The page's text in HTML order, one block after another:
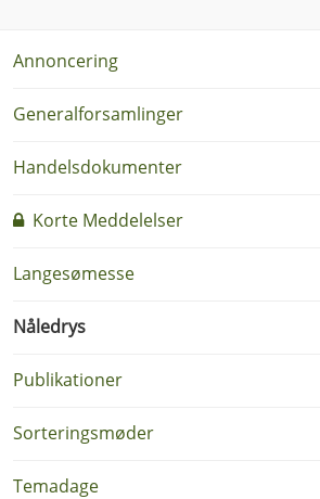
Annoncering
Generalforsamlinger
Handelsdokumenter
Korte Meddelelser
Langesømesse
Nåledrys
Publikationer
Sorteringsmøder
Temadage